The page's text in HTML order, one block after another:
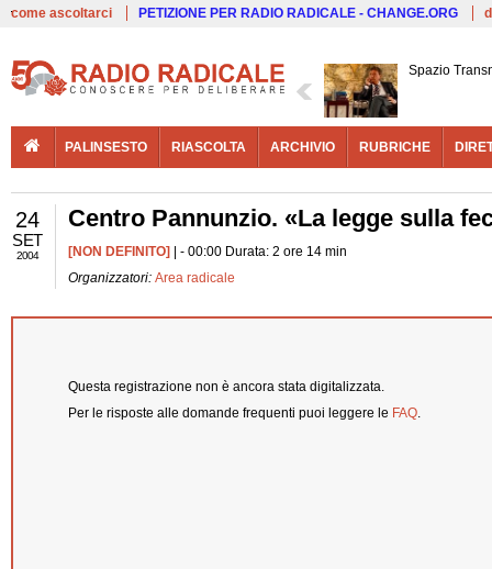
come ascoltarci PETIZIONE PER RADIO RADICALE - CHANGE.ORG
Spazio
PALINSESTO RIASCOLTA ARCHIVIO RUBRICHE
24
SET
2004
Centro Pannunzio. «La legge sulla
[NON DEFINITO]
| - 00:00 Durata: 2 ore 14 min
Organizzatori: Area radicale
Questa registrazione non è ancora stata digitalizzata.
Per le risposte alle domande frequenti puoi leggere le FAQ.